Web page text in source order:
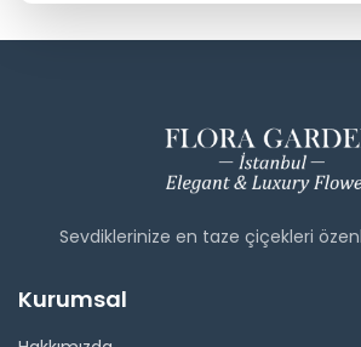
Sevdiklerinize en taze çiçekleri
Kurumsal